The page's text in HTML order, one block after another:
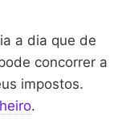
a dia que de
concorrer a
impostos.
.